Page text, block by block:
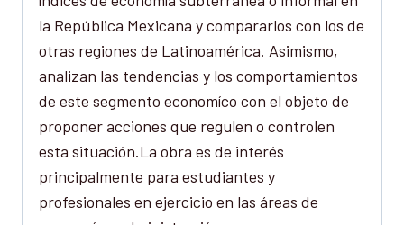
la República Mexicana y compararlos con los de
otras regiones de Latinoamérica. Asimismo,
analizan las tendencias y los comportamientos
de este segmento economíco con el objeto de
proponer acciones que regulen o controlen
esta situación.La obra es de interés
principalmente para estudiantes y
profesionales en ejercicio en las áreas de